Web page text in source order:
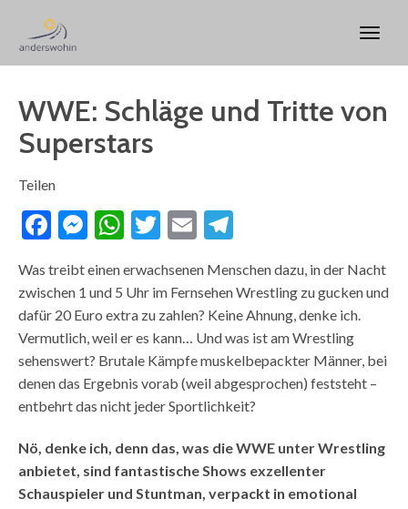
WWE: Schläge und Tritte von
Superstars
Teilen
Facebook
Messenger
WhatsApp
Twitter
Email
Was treibt einen erwachsenen Menschen dazu, in der Nacht
zwischen 1 und 5 Uhr im Fernsehen Wrestling zu gucken und
dafür 20 Euro extra zu zahlen? Keine Ahnung, denke ich.
Vermutlich, weil er es kann… Und was ist am Wrestling
sehenswert? Brutale Kämpfe muskelbepackter Männer, bei
denen das Ergebnis vorab (weil abgesprochen) feststeht –
entbehrt das nicht jeder Sportlichkeit?
Nö, denke ich, denn das, was die WWE unter Wrestling
anbietet, sind fantastische Shows exzellenter
Schauspieler und Stuntman, verpackt in emotional